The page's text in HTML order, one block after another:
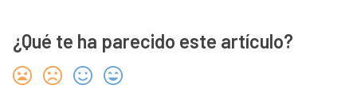
¿Qué te ha parecido este artículo?